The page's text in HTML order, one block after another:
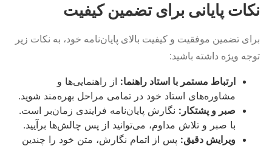
نکات پایانی برای تضمین کیفیت
برای تضمین موفقیت و کیفیت بالای پایان‌نامه خود، به نکات زیر
توجه ویژه داشته باشید:
ارتباط مستمر با استاد راهنما: از راهنمایی‌ها و
مشاوره‌های استاد خود در تمامی مراحل بهره‌مند شوید.
صبر و پشتکار: نگارش پایان‌نامه فرایندی زمان‌بر است.
با صبر و تلاش مداوم، می‌توانید از پس چالش‌ها برآیید.
ویرایش دقیق: پس از اتمام نگارش، متن خود را چندین